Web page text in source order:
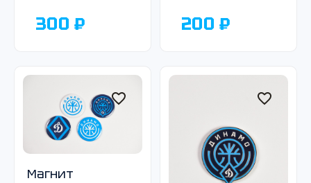
серебро
300 ₽ 200 ₽
Магнит